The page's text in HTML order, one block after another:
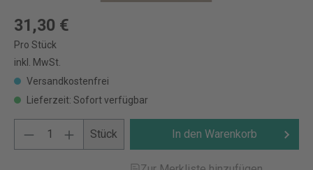
31,30 €
Pro Stück
inkl. MwSt.
Versandkostenfrei
Lieferzeit: Sofort verfügbar
Stück In den Warenkorb